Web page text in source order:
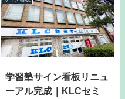
様のオープン予定日にしっかり
間に合わせます。店舗リフォー
ムはネストにお任せください！
学習塾サイン看板リニュ
ーアル完成｜KLCセミ